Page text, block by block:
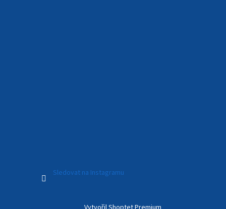
Sledovat na Instagramu